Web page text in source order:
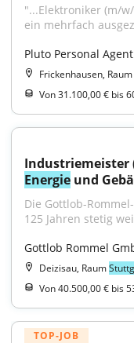
"...Elektroniker (m/
ein mehrfach
Pluto Personal
Frickenhausen, Raum
Von 31.100,00 € bis
Energie und
Die Gottlob-
125 Jahren stetig
Gottlob Rommel
Deizisau, Raum
Von 40.500,00 € bis
TOP-JOB